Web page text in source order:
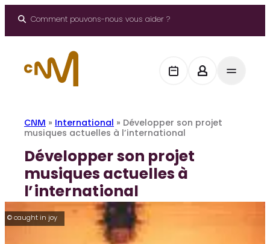
Comment pouvons-nous vous aider ?
CNM » International » Développer son projet
musiques actuelles à l’international
Développer son projet
musiques actuelles à
l’international
© caught in joy